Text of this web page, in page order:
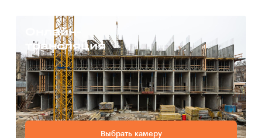
Онлайн-
трансляция
Выбрать камеру